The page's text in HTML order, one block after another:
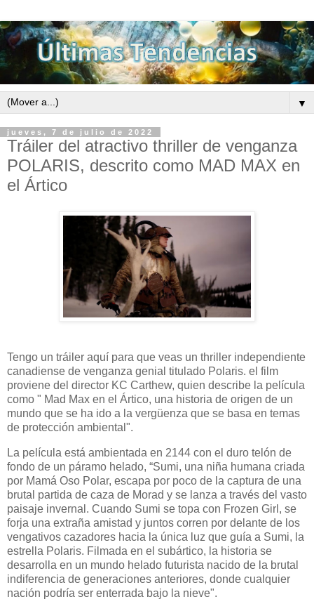
▼
jueves, 7 de julio de 2022
Tráiler del atractivo thriller de venganza
POLARIS, descrito como MAD MAX en
el Ártico
Tengo un tráiler aquí para que veas un thriller independiente
canadiense de venganza genial titulado Polaris. el film
proviene del director KC Carthew, quien describe la película
como " Mad Max en el Ártico, una historia de origen de un
mundo que se ha ido a la vergüenza que se basa en temas
de protección ambiental".
La película está ambientada en 2144 con el duro telón de
fondo de un páramo helado, “Sumi, una niña humana criada
por Mamá Oso Polar, escapa por poco de la captura de una
brutal partida de caza de Morad y se lanza a través del vasto
paisaje invernal. Cuando Sumi se topa con Frozen Girl, se
forja una extraña amistad y juntos corren por delante de los
vengativos cazadores hacia la única luz que guía a Sumi, la
estrella Polaris. Filmada en el subártico, la historia se
desarrolla en un mundo helado futurista nacido de la brutal
indiferencia de generaciones anteriores, donde cualquier
nación podría ser enterrada bajo la nieve".